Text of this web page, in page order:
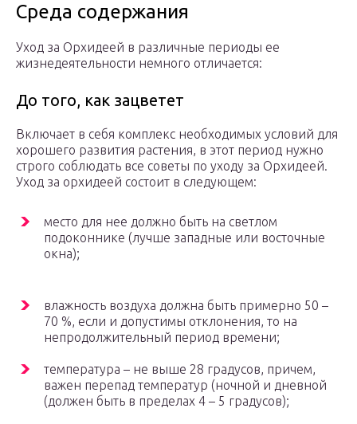
Среда содержания
Уход за Орхидеей в различные периоды ее
жизнедеятельности немного отличается:
До того, как зацветет
Включает в себя комплекс необходимых условий для
хорошего развития растения, в этот период нужно
строго соблюдать все советы по уходу за Орхидеей.
Уход за орхидеей состоит в следующем:
место для нее должно быть на светлом
подоконнике (лучше западные или восточные
окна);
влажность воздуха должна быть примерно 50 –
70 %, если и допустимы отклонения, то на
непродолжительный период времени;
температура – не выше 28 градусов, причем,
важен перепад температур (ночной и дневной
(должен быть в пределах 4 – 5 градусов);